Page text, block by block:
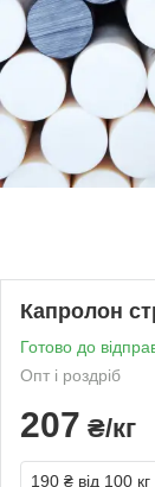
Капролон
Готово до
Опт і роздріб
207 ₴/кг
190 ₴ від 100 кг